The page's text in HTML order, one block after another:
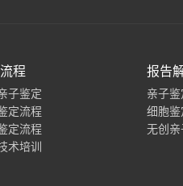
程
子鉴定
定流程
定流程
术培训
报告
亲子
细胞
无创